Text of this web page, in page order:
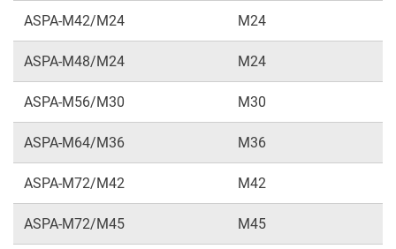
ASPA-M42/M24 M24
ASPA-M48/M24 M24
ASPA-M56/M30 M30
ASPA-M64/M36 M36
ASPA-M72/M42 M42
ASPA-M72/M45 M45